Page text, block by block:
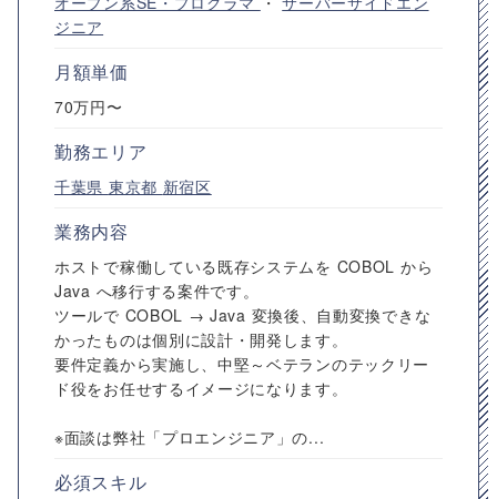
ジニア
月額単価
70万円〜
勤務エリア
千葉県 東京都 新宿区
業務内容
ホストで稼働している既存システムを COBOL から
Java へ移行する案件です。
ツールで COBOL → Java 変換後、自動変換できな
かったものは個別に設計・開発します。
要件定義から実施し、中堅～ベテランのテックリー
ド役をお任せするイメージになります。
※面談は弊社「プロエンジニア」の...
必須スキル